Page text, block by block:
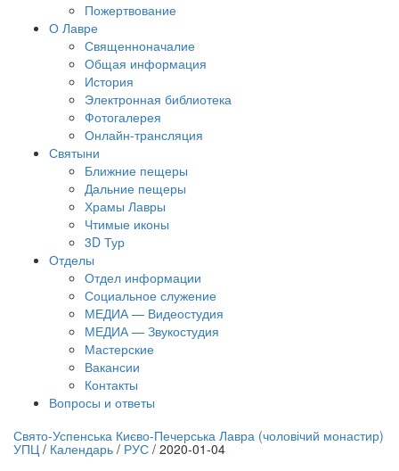
Пожертвование
О Лавре
Священноначалие
Общая информация
История
Электронная библиотека
Фотогалерея
Онлайн-трансляция
Святыни
Ближние пещеры
Дальние пещеры
Храмы Лавры
Чтимые иконы
3D Тур
Отделы
Отдел информации
Социальное служение
МЕДИА — Видеостудия
МЕДИА — Звукостудия
Мастерские
Вакансии
Контакты
Вопросы и ответы
трансляция | 12 сентября
Свято-Успенська Києво-Печерська Лавра (чоловічий монастир)
УПЦ / Календарь / РУС / 2020-01-04